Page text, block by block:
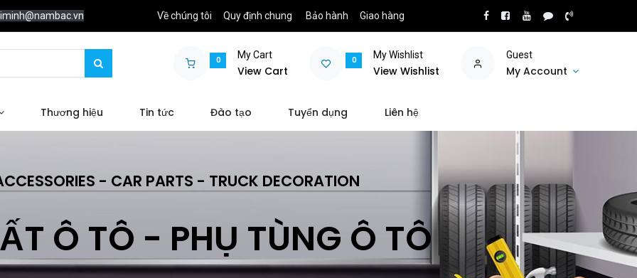
Về chúng tôi Quy định chung Bảo hành Giao hàng
0 My Cart
View Cart
0 My Wishlist
View Wishlist
Guest
My Account
Thương hiệu Tin tức Đào tạo Tuyển dụng Liên hệ
- CAR PARTS - TRUCK DECORATION
Ô TÔ - PHỤ TÙNG Ô TÔ